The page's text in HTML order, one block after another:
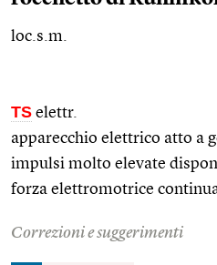
loc.s.m.
TS elettr.
apparecchio elettrico atto a
impulsi molto elevate
forza elettromotrice
Correzioni e suggerimenti